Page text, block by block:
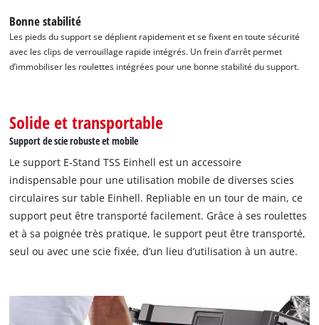
Bonne stabilité
Les pieds du support se déplient rapidement et se fixent en toute sécurité
avec les clips de verrouillage rapide intégrés. Un frein d’arrêt permet
d’immobiliser les roulettes intégrées pour une bonne stabilité du support.
Solide et transportable
Support de scie robuste et mobile
Le support E-Stand TSS Einhell est un accessoire
indispensable pour une utilisation mobile de diverses scies
circulaires sur table Einhell. Repliable en un tour de main, ce
support peut être transporté facilement. Grâce à ses roulettes
et à sa poignée très pratique, le support peut être transporté,
seul ou avec une scie fixée, d’un lieu d’utilisation à un autre.